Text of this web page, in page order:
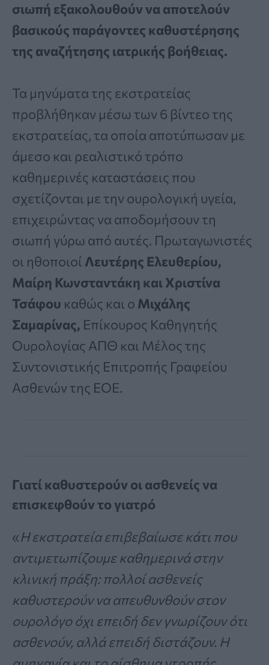
σιωπή εξακολουθούν να αποτελούν
βασικούς παράγοντες καθυστέρησης
της αναζήτησης ιατρικής βοήθειας.
Τα μηνύματα της εκστρατείας
προβλήθηκαν μέσω των 6 βίντεο της
εκστρατείας, τα οποία αποτύπωσαν με
άμεσο και ρεαλιστικό τρόπο
καθημερινές καταστάσεις που
σχετίζονται με την ουρολογική υγεία,
επιχειρώντας να αποδομήσουν τη
σιωπή γύρω από αυτές. Πρωταγωνιστές
οι ηθοποιοί Λευτέρης Ελευθερίου,
Μαίρη Κωνσταντάκη και Χριστίνα
Τσάφου καθώς και ο Μιχάλης
Σαμαρίνας, Επίκουρος Καθηγητής
Ουρολογίας ΑΠΘ και Μέλος της
Συντονιστικής Επιτροπής Γραφείου
Ασθενών της ΕΟΕ.
Γιατί καθυστερούν οι ασθενείς να
επισκεφθούν το γιατρό
«Η εκστρατεία επιβεβαίωσε κάτι που
αντιμετωπίζουμε καθημερινά στην
κλινική πράξη: πολλοί ασθενείς
καθυστερούν να απευθυνθούν στον
ουρολόγο όχι επειδή δεν γνωρίζουν ότι
ασθενούν, αλλά επειδή διστάζουν. Η